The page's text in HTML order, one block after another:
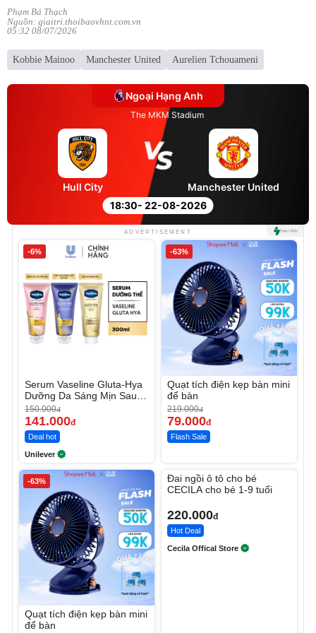
Phạm Bá Thạch
Nguồn: giaitri.thoibaovhnt.com.vn
05:32 08/07/2026
Kobbie Mainoo Manchester United Aurelien Tchouameni
Ngoại Hạng Anh
The MKM Stadium
18:30- 22-08-2026
Hull City Manchester United
ADVERTISEMENT
-6%
Serum Vaseline Gluta-Hya
Dưỡng Da Sáng Mịn Sau 7
Ngày
150.000đ
141.000đ
Deal hot
Unilever
-63%
Quạt tích điện kẹp bàn mini
để bàn
219.000đ
79.000đ
Flash Sale
-63%
Quạt tích điện kẹp bàn mini
để bàn
Đai ngồi ô tô cho bé
CECILA cho bé 1-9 tuổi
220.000đ
Hot Deal
Cecila Offical Store